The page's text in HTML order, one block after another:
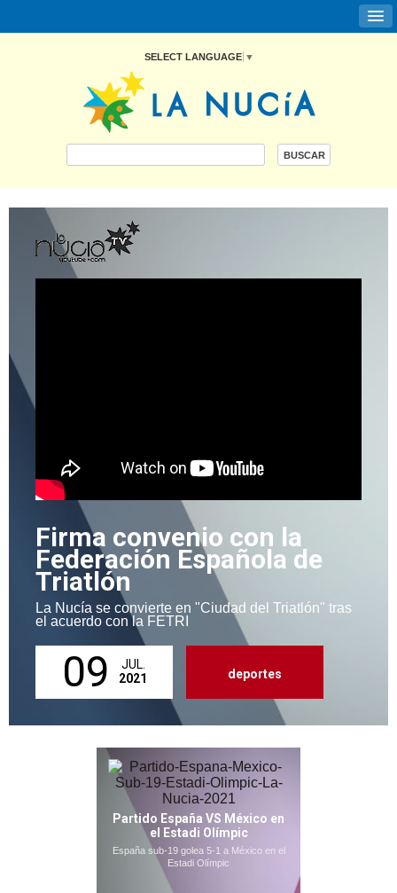
SELECT LANGUAGE ▼
Firma convenio con la
Federación Española de
Triatlón
La Nucía se convierte en "Ciudad del Triatlón" tras
el acuerdo con la FETRI
09
JUL.
2021
deportes
Partido España VS México en
el Estadi Olímpic
España sub-19 golea 5-1 a México en el
Estadi Olímpic